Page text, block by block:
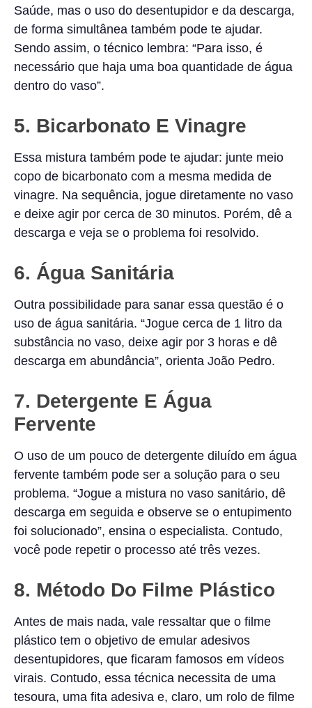
Saúde, mas o uso do desentupidor e da descarga,
de forma simultânea também pode te ajudar.
Sendo assim, o técnico lembra: “Para isso, é
necessário que haja uma boa quantidade de água
dentro do vaso”.
5. Bicarbonato E Vinagre
Essa mistura também pode te ajudar: junte meio
copo de bicarbonato com a mesma medida de
vinagre. Na sequência, jogue diretamente no vaso
e deixe agir por cerca de 30 minutos. Porém, dê a
descarga e veja se o problema foi resolvido.
6. Água Sanitária
Outra possibilidade para sanar essa questão é o
uso de água sanitária. “Jogue cerca de 1 litro da
substância no vaso, deixe agir por 3 horas e dê
descarga em abundância”, orienta João Pedro.
7. Detergente E Água
Fervente
O uso de um pouco de detergente diluído em água
fervente também pode ser a solução para o seu
problema. “Jogue a mistura no vaso sanitário, dê
descarga em seguida e observe se o entupimento
foi solucionado”, ensina o especialista. Contudo,
você pode repetir o processo até três vezes.
8. Método Do Filme Plástico
Antes de mais nada, vale ressaltar que o filme
plástico tem o objetivo de emular adesivos
desentupidores, que ficaram famosos em vídeos
virais. Contudo, essa técnica necessita de uma
tesoura, uma fita adesiva e, claro, um rolo de filme